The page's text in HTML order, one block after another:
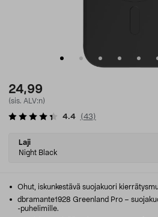
24,99
(sis. ALV:n)
4.4 (43)
Select
variant
Laji
Night Black
Ohut, iskunkestävä suojakuori
dbramante1928 Greenland Pro –
-puhelimille.